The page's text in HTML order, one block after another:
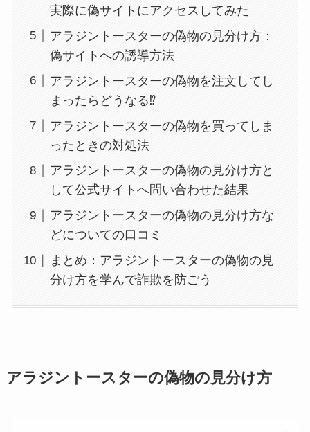
実際に偽サイトにアクセスしてみた
アラジントースターの偽物の見分け方：
偽サイトへの誘導方法
アラジントースターの偽物を注文してし
まったらどうなる⁉
アラジントースターの偽物を買ってしま
ったときの対処法
アラジントースターの偽物の見分け方と
して公式サイトへ問い合わせた結果
アラジントースターの偽物の見分け方な
どについての口コミ
まとめ：アラジントースターの偽物の見
分け方を学んで詐欺を防ごう
アラジントースターの偽物の見分け方